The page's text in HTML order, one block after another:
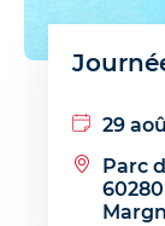
29
Parc
60280